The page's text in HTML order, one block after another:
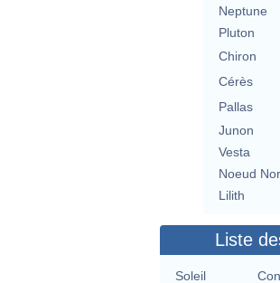
Neptune
Pluton
Chiron
Cérès
Pallas
Junon
Vesta
Noeud
Lilith
Liste
Soleil